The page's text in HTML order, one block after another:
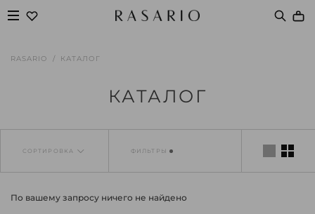
RASARIO КАТАЛОГ
КАТАЛОГ
СОРТИРОВКА ФИЛЬТРЫ
По вашему запросу ничего не найдено